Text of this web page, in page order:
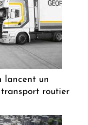
lancent un
transport routier